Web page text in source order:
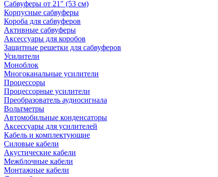
Сабвуферы от 21" (53 см)
Корпусные сабвуферы
Короба для сабвуферов
Активные сабвуферы
Аксессуары для коробов
Защитные решетки для сабвуферов
Усилители
Моноблок
Многоканальные усилители
Процессоры
Процессорные усилители
Преобразователь аудиосигнала
Вольтметры
Автомобильные конденсаторы
Аксессуары для усилителей
Кабель и комплектующие
Силовые кабели
Акустические кабели
Межблочные кабели
Монтажные кабели